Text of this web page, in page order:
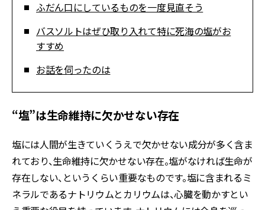
ふだん口にしているものを一度見直そう
バスソルトはぜひ取り入れて特に死海の塩がお
すすめ
お話を伺ったのは
“塩”は生命維持に欠かせない存在
塩には人間が生きていくうえで欠かせない成分が多く含ま
れており、生命維持に欠かせない存在。塩がなければ生命が
存在しない、というくらい重要なものです。塩に含まれるミ
ネラルであるナトリウムとカリウムは、心臓を動かすとい